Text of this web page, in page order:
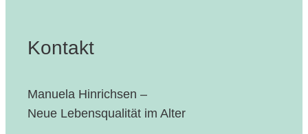
Kontakt
Manuela Hinrichsen –
Neue Lebensqualität im Alter